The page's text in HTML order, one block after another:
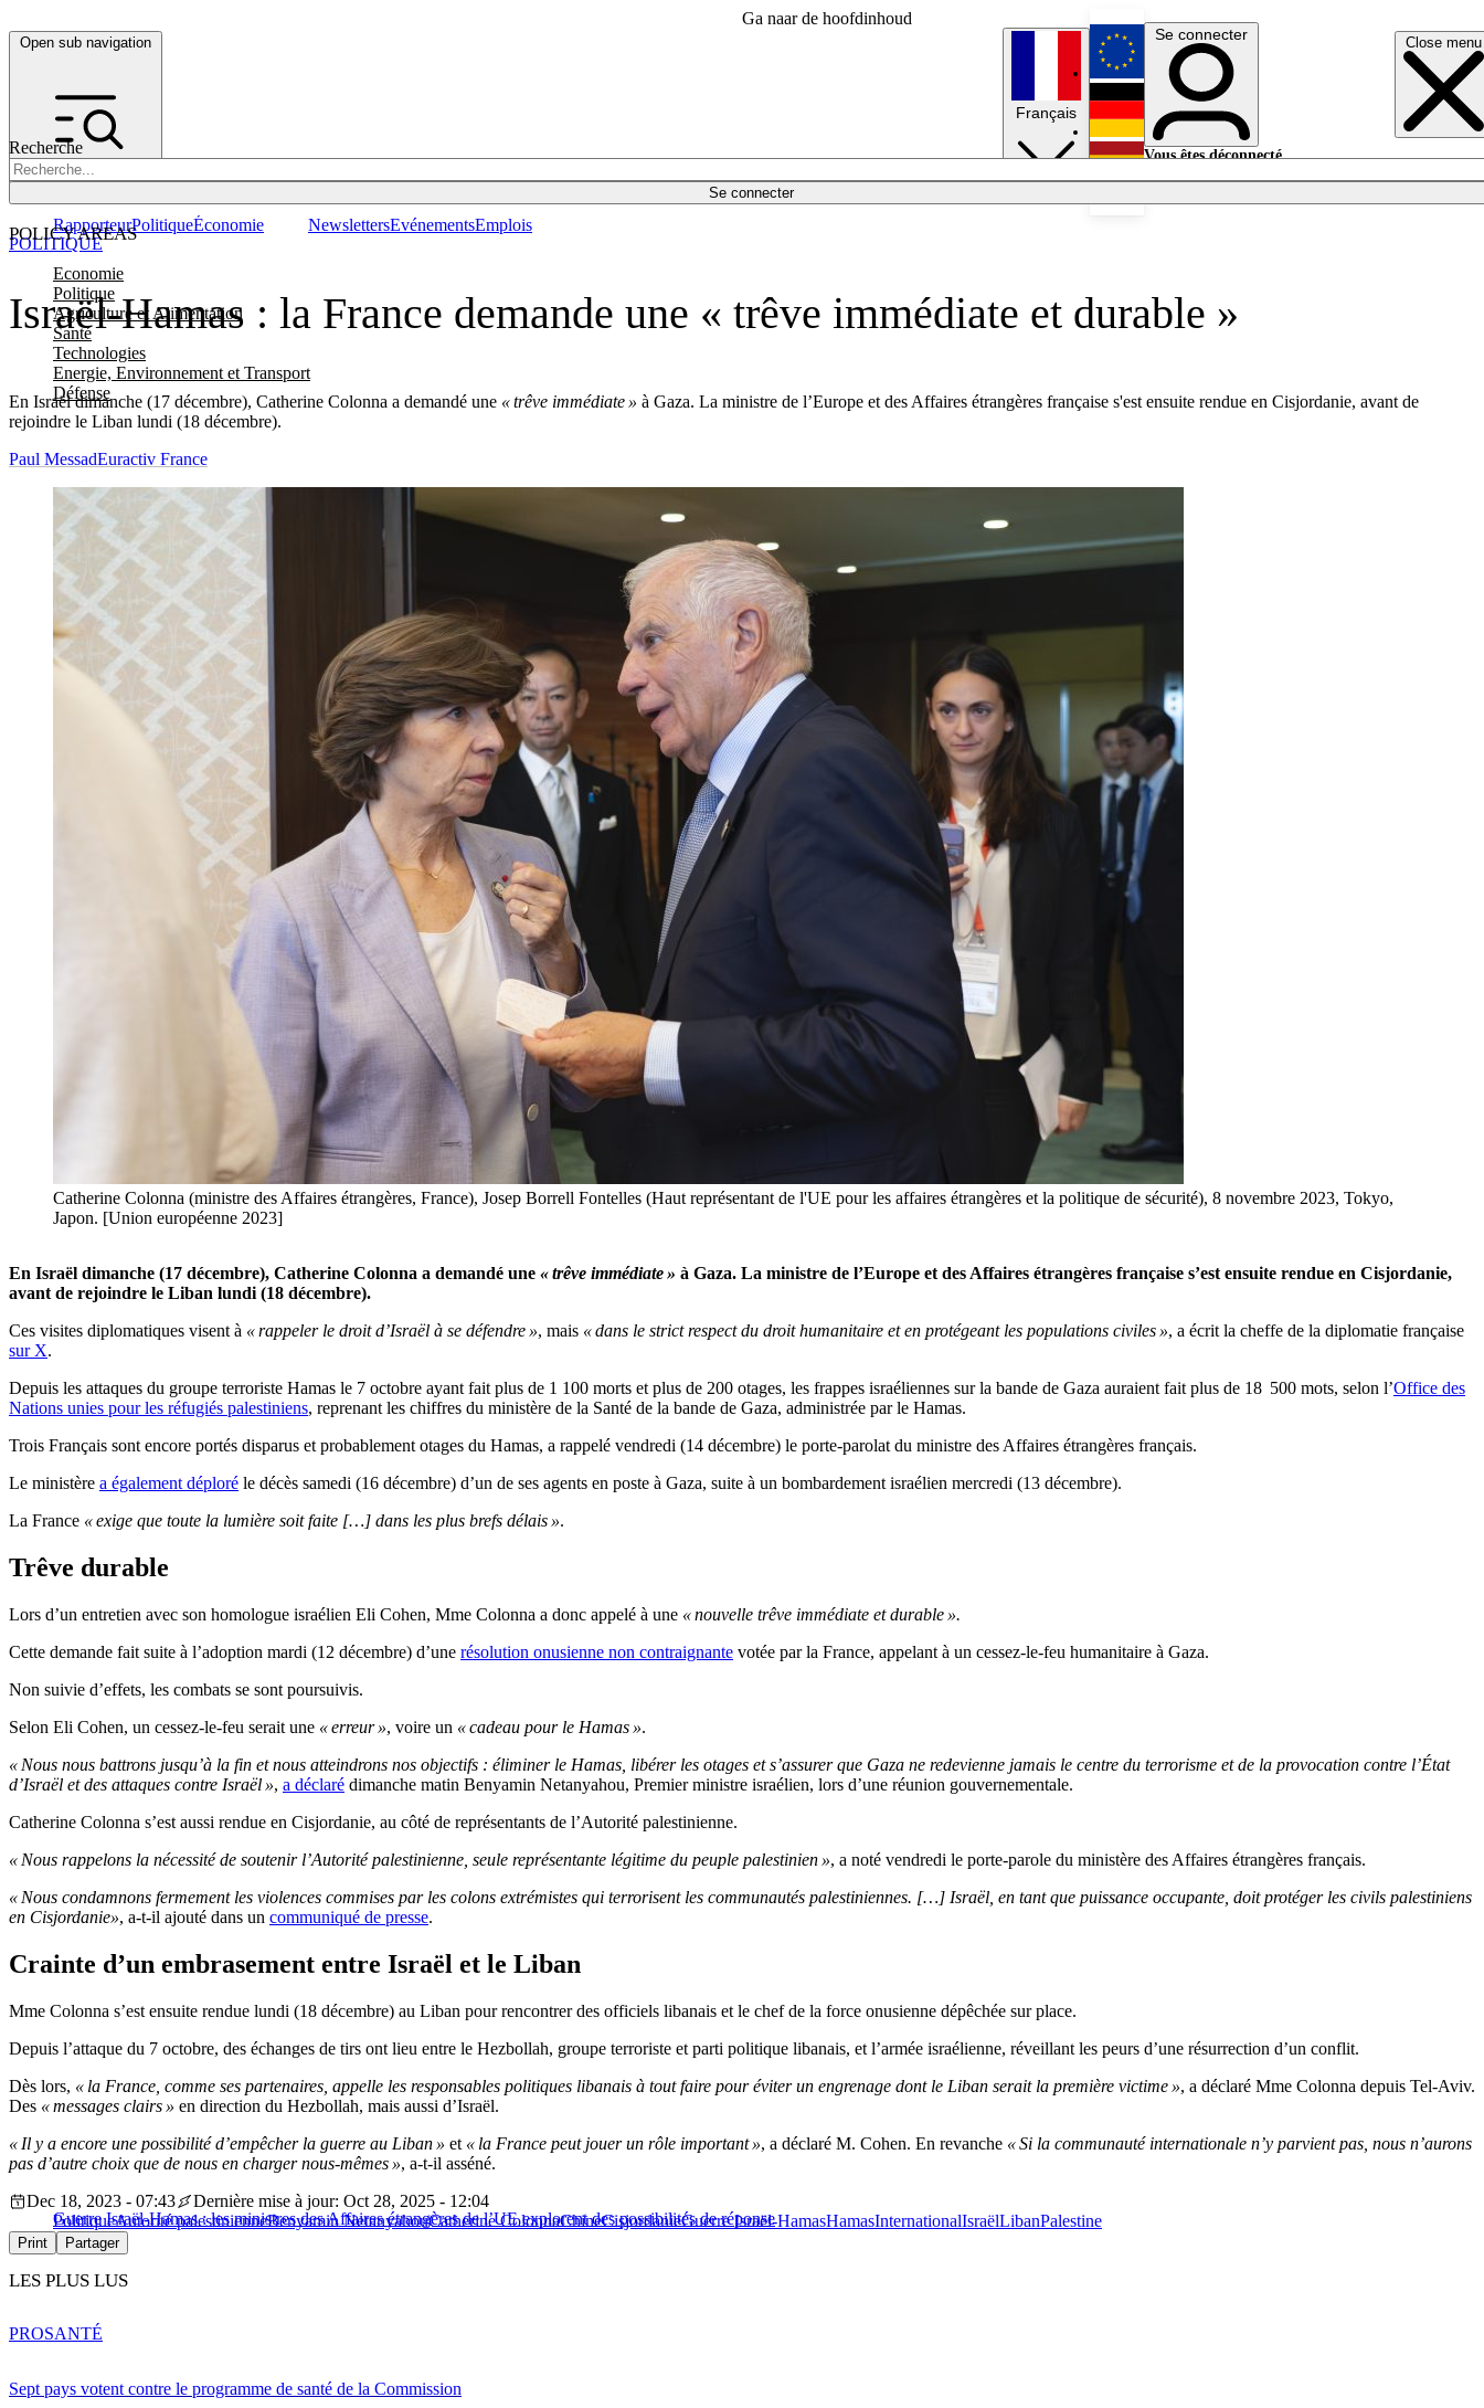
Ga naar de hoofdinhoud
Open sub navigation Close menu
Recherche
Se connecter
POLICY AREAS
Economie
Politique
Agriculture et Alimentation
Santé
Technologies
Energie, Environnement et Transport
Défense
RapporteurPolitiqueÉconomie NewslettersEvénementsEmplois
Français
English
Deutsch
Se connecter
Vous êtes déconnecté.
Israël-Hamas : la France demande une « trêve immédiate et durable »
En Israël dimanche (17 décembre), Catherine Colonna a demandé une « trêve immédiate » à Gaza. La ministre de l’Europe et des Affaires étrangères française s'est ensuite rendue en Cisjordanie, avant de
rejoindre le Liban lundi (18 décembre).
POLITIQUE
Paul MessadEuractiv France
Catherine Colonna (ministre des Affaires étrangères, France), Josep Borrell Fontelles (Haut représentant de l'UE pour les affaires étrangères et la politique de sécurité), 8 novembre 2023, Tokyo,
Japon. [Union européenne 2023]
En Israël dimanche (17 décembre), Catherine Colonna a demandé une « trêve immédiate » à Gaza. La ministre de l’Europe et des Affaires étrangères française s’est ensuite rendue en Cisjordanie,
avant de rejoindre le Liban lundi (18 décembre).
Ces visites diplomatiques visent à « rappeler le droit d’Israël à se défendre », mais « dans le strict respect du droit humanitaire et en protégeant les populations civiles », a écrit la cheffe de la diplomatie française
sur X.
Depuis les attaques du groupe terroriste Hamas le 7 octobre ayant fait plus de 1 100 morts et plus de 200 otages, les frappes israéliennes sur la bande de Gaza auraient fait plus de 18 500 mots, selon l’Office des
Nations unies pour les réfugiés palestiniens, reprenant les chiffres du ministère de la Santé de la bande de Gaza, administrée par le Hamas.
Trois Français sont encore portés disparus et probablement otages du Hamas, a rappelé vendredi (14 décembre) le porte-parolat du ministre des Affaires étrangères français.
Le ministère a également déploré le décès samedi (16 décembre) d’un de ses agents en poste à Gaza, suite à un bombardement israélien mercredi (13 décembre).
La France « exige que toute la lumière soit faite […] dans les plus brefs délais ».
Trêve durable
Lors d’un entretien avec son homologue israélien Eli Cohen, Mme Colonna a donc appelé à une « nouvelle trêve immédiate et durable ».
Cette demande fait suite à l’adoption mardi (12 décembre) d’une résolution onusienne non contraignante votée par la France, appelant à un cessez-le-feu humanitaire à Gaza.
Non suivie d’effets, les combats se sont poursuivis.
Selon Eli Cohen, un cessez-le-feu serait une « erreur », voire un « cadeau pour le Hamas ».
« Nous nous battrons jusqu’à la fin et nous atteindrons nos objectifs : éliminer le Hamas, libérer les otages et s’assurer que Gaza ne redevienne jamais le centre du terrorisme et de la provocation contre l’État
d’Israël et des attaques contre Israël », a déclaré dimanche matin Benyamin Netanyahou, Premier ministre israélien, lors d’une réunion gouvernementale.
Catherine Colonna s’est aussi rendue en Cisjordanie, au côté de représentants de l’Autorité palestinienne.
« Nous rappelons la nécessité de soutenir l’Autorité palestinienne, seule représentante légitime du peuple palestinien », a noté vendredi le porte-parole du ministère des Affaires étrangères français.
« Nous condamnons fermement les violences commises par les colons extrémistes qui terrorisent les communautés palestiniennes. […] Israël, en tant que puissance occupante, doit protéger les civils palestiniens
en Cisjordanie», a-t-il ajouté dans un communiqué de presse.
Crainte d’un embrasement entre Israël et le Liban
Mme Colonna s’est ensuite rendue lundi (18 décembre) au Liban pour rencontrer des officiels libanais et le chef de la force onusienne dépêchée sur place.
Depuis l’attaque du 7 octobre, des échanges de tirs ont lieu entre le Hezbollah, groupe terroriste et parti politique libanais, et l’armée israélienne, réveillant les peurs d’une résurrection d’un conflit.
Dès lors, « la France, comme ses partenaires, appelle les responsables politiques libanais à tout faire pour éviter un engrenage dont le Liban serait la première victime », a déclaré Mme Colonna depuis Tel-Aviv.
Des « messages clairs » en direction du Hezbollah, mais aussi d’Israël.
« Il y a encore une possibilité d’empêcher la guerre au Liban » et « la France peut jouer un rôle important », a déclaré M. Cohen. En revanche « Si la communauté internationale n’y parvient pas, nous n’aurons
pas d’autre choix que de nous en charger nous-mêmes », a-t-il asséné.
Guerre Israël-Hamas : les ministres des Affaires étrangères de l’UE explorent des possibilités de réponse
Dec 18, 2023 - 07:43
Dernière mise à jour: Oct 28, 2025 - 12:04
PolitiqueAutorité palestinienneBenyamin NetanyahouCatherine ColonnaChineCisjordanieGuerre Israël-HamasHamasInternationalIsraëlLibanPalestine
Print Partager
LES PLUS LUS
Sept pays votent contre le programme de santé de la Commission
PROSANTÉ